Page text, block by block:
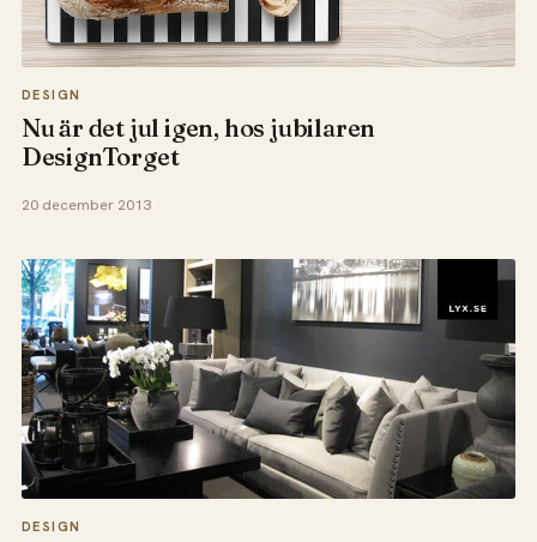
DESIGN
Nu är det jul igen, hos jubilaren
DesignTorget
20 december 2013
DESIGN